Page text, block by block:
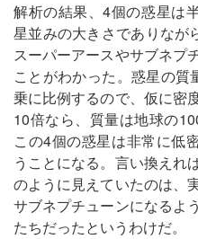
解析の結果、4個の惑星は
星並みの大きさでありなが
スーパーアースやサブネプ
ことがわかった。惑星の
乗に比例するので、仮に密
10倍なら、質量は地球の
この4個の惑星は非常に低
うことになる。言い換えれ
のように見えていたのは、
サブネプチューンになるよ
たちだったというわけだ。